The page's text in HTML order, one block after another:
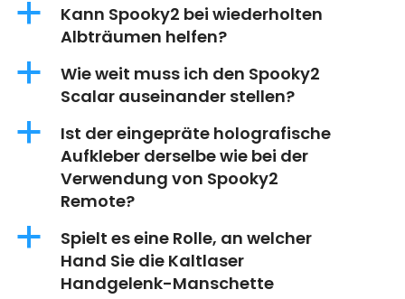
a
Kann Spooky2 bei wiederholten
Albträumen helfen?
a
Wie weit muss ich den Spooky2
Scalar auseinander stellen?
a
Ist der eingepräte holografische
Aufkleber derselbe wie bei der
Verwendung von Spooky2
Remote?
a
Spielt es eine Rolle, an welcher
Hand Sie die Kaltlaser
Handgelenk-Manschette